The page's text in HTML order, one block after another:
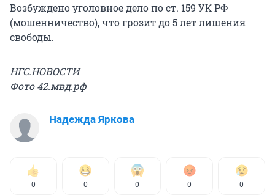
Возбуждено уголовное дело по ст. 159 УК РФ
(мошенничество), что грозит до 5 лет лишения
свободы.
НГС.НОВОСТИ
Фото 42.мвд.рф
Надежда Яркова
0 0 0 0 0